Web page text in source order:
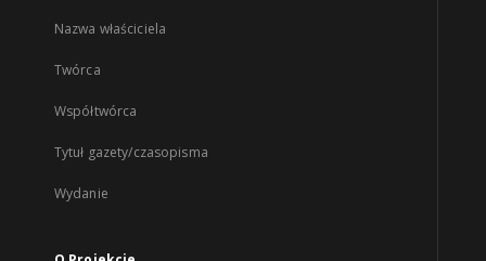
Nazwa właściciela
Twórca
Współtwórca
Tytuł gazety/czasopisma
Wydanie